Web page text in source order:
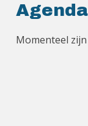
Agenda
Momenteel